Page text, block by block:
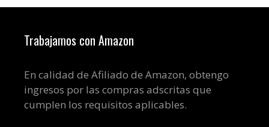
Trabajamos con Amazon
En calidad de Afiliado de Amazon, obtengo
ingresos por las compras adscritas que
cumplen los requisitos aplicables.